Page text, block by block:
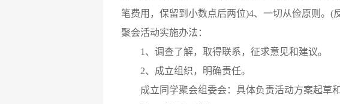
笔费用，保留到小数点后两位)4、一切从俭原则。(
聚会活动实施办法：
1、调查了解，取得联系，征求意见和建议。
2、成立组织，明确责任。
成立同学聚会组委会：具体负责活动方案起草和